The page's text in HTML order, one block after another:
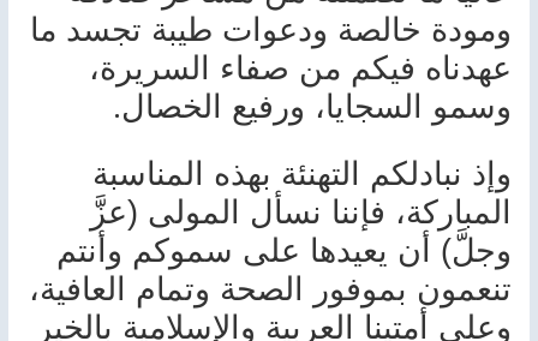
ومودة خالصة ودعوات طيبة تجسد ما
عهدناه فيكم من صفاء السريرة،
وسمو السجايا، ورفيع الخصال.
وإذ نبادلكم التهنئة بهذه المناسبة
المباركة، فإننا نسأل المولى (عزَّ
وجلَّ) أن يعيدها على سموكم وأنتم
تنعمون بموفور الصحة وتمام العافية،
وعلى أمتينا العربية والإسلامية بالخير